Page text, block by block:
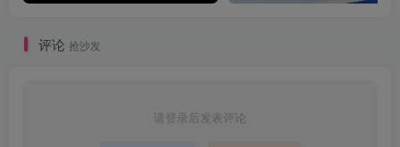
评论 抢沙发
请登录后发表评论